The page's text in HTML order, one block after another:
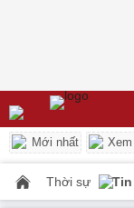
Mới nhất
Thời sự